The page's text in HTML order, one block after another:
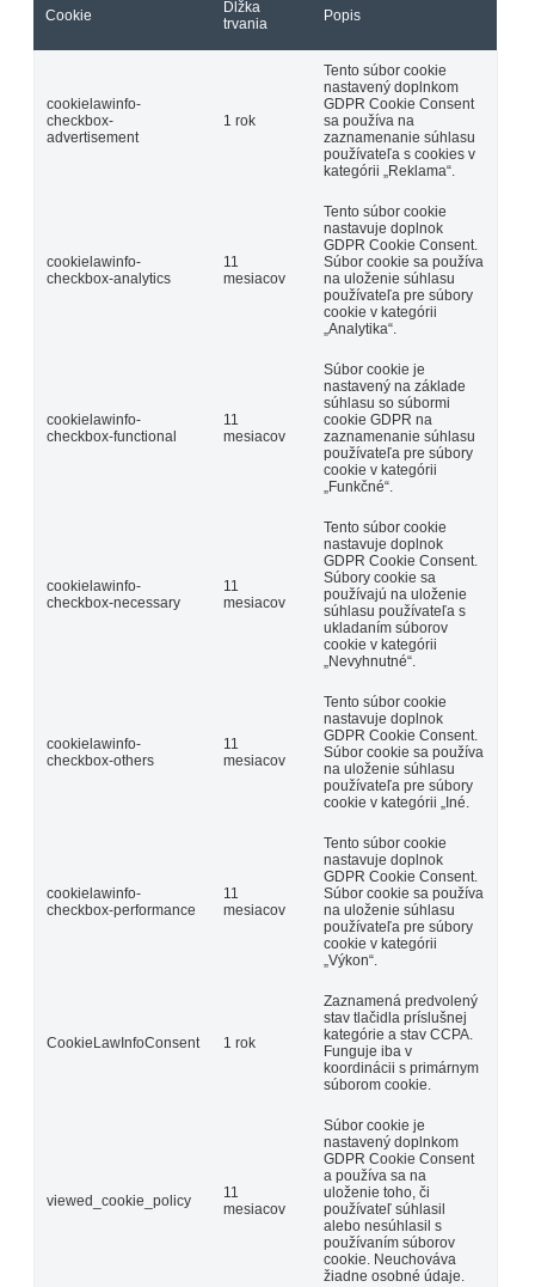
Cookie
Dĺžka
trvania
Popis
cookielawinfo-
checkbox-
advertisement
1 rok
Tento súbor cookie
nastavený doplnkom
GDPR Cookie Consent
sa používa na
zaznamenanie súhlasu
používateľa s cookies v
kategórii „Reklama“.
cookielawinfo-
checkbox-analytics
11
mesiacov
Tento súbor cookie
nastavuje doplnok
GDPR Cookie Consent.
Súbor cookie sa používa
na uloženie súhlasu
používateľa pre súbory
cookie v kategórii
„Analytika“.
cookielawinfo-
checkbox-functional
11
mesiacov
Súbor cookie je
nastavený na základe
súhlasu so súbormi
cookie GDPR na
zaznamenanie súhlasu
používateľa pre súbory
cookie v kategórii
„Funkčné“.
cookielawinfo-
checkbox-necessary
11
mesiacov
Tento súbor cookie
nastavuje doplnok
GDPR Cookie Consent.
Súbory cookie sa
používajú na uloženie
súhlasu používateľa s
ukladaním súborov
cookie v kategórii
„Nevyhnutné“.
cookielawinfo-
checkbox-others
11
mesiacov
Tento súbor cookie
nastavuje doplnok
GDPR Cookie Consent.
Súbor cookie sa používa
na uloženie súhlasu
používateľa pre súbory
cookie v kategórii „Iné.
cookielawinfo-
checkbox-performance
11
mesiacov
Tento súbor cookie
nastavuje doplnok
GDPR Cookie Consent.
Súbor cookie sa používa
na uloženie súhlasu
používateľa pre súbory
cookie v kategórii
„Výkon“.
CookieLawInfoConsent 1 rok
Zaznamená predvolený
stav tlačidla príslušnej
kategórie a stav CCPA.
Funguje iba v
koordinácii s primárnym
súborom cookie.
viewed_cookie_policy
11
mesiacov
Súbor cookie je
nastavený doplnkom
GDPR Cookie Consent
a používa sa na
uloženie toho, či
používateľ súhlasil
alebo nesúhlasil s
používaním súborov
cookie. Neuchováva
žiadne osobné údaje.